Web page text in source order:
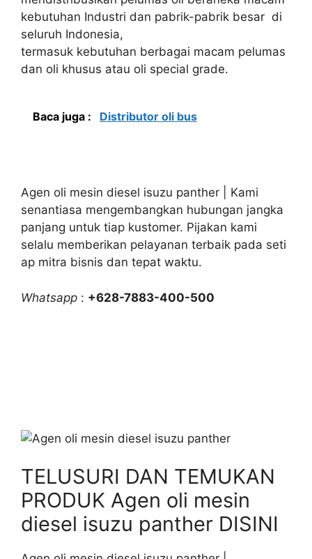
kebutuhan Industri dan pabrik-pabrik besar di
seluruh Indonesia,
termasuk kebutuhan berbagai macam pelumas
dan oli khusus atau oli special grade.
Baca juga : Distributor oli bus
Agen oli mesin diesel isuzu panther | Kami
senantiasa mengembangkan hubungan jangka
panjang untuk tiap kustomer. Pijakan kami
selalu memberikan pelayanan terbaik pada seti
ap mitra bisnis dan tepat waktu.
Whatsapp : +628-7883-400-500
TELUSURI DAN TEMUKAN
PRODUK Agen oli mesin
diesel isuzu panther DISINI